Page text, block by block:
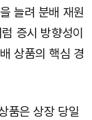
늘려 분배 재원
증시 방향성이
상품의 핵심 경
품은 상장 당일